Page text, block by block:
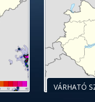
VÁRHATÓ